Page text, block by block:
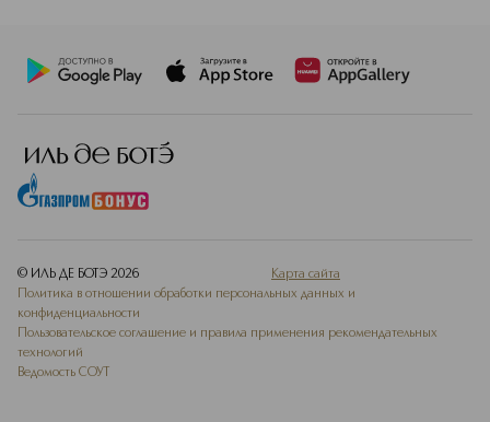
© ИЛЬ ДЕ БОТЭ 2026
Карта сайта
Политика в отношении обработки персональных данных и
конфиденциальности
Пользовательское соглашение и правила применения рекомендательных
технологий
Ведомость СОУТ